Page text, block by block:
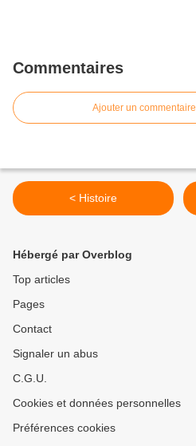
Commentaires
Ajouter un commentaire
< Histoire
Hébergé par Overblog
Top articles
Pages
Contact
Signaler un abus
C.G.U.
Cookies et données personnelles
Préférences cookies